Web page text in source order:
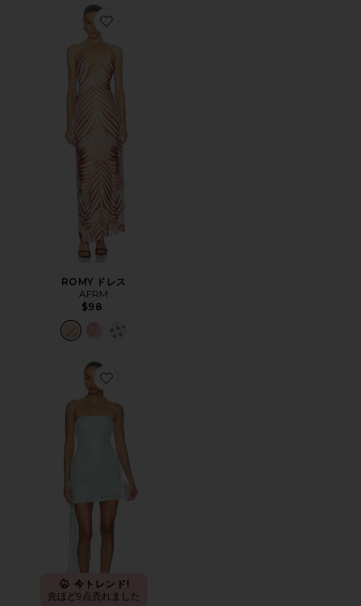
Favorite ROMY ドレス
ROMY ドレス
AFRM
$98
Favorite ZEPHYRA MINI ドレス
今トレンド!
先ほど9点売れました